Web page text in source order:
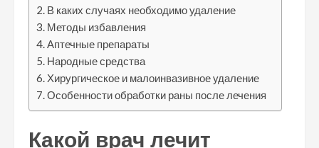
В каких случаях необходимо удаление
Методы избавления
Аптечные препараты
Народные средства
Хирургическое и малоинвазивное удаление
Особенности обработки раны после лечения
Какой врач лечит